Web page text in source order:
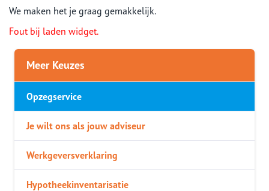
We maken het je graag gemakkelijk.
Fout bij laden widget.
Meer Keuzes
Opzegservice
Je wilt ons als jouw adviseur
Werkgeversverklaring
Hypotheekinventarisatie